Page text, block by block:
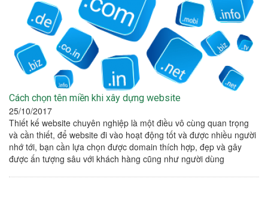
Cách chọn tên miền khi xây dựng website
25/10/2017
Thiết kế website chuyên nghiệp là một điều vô cùng quan trọng
và cần thiết, để website đi vào hoạt động tốt và được nhiều người
nhớ tới, bạn cần lựa chọn được domain thích hợp, đẹp và gây
được ấn tượng sâu với khách hàng cũng như người dùng